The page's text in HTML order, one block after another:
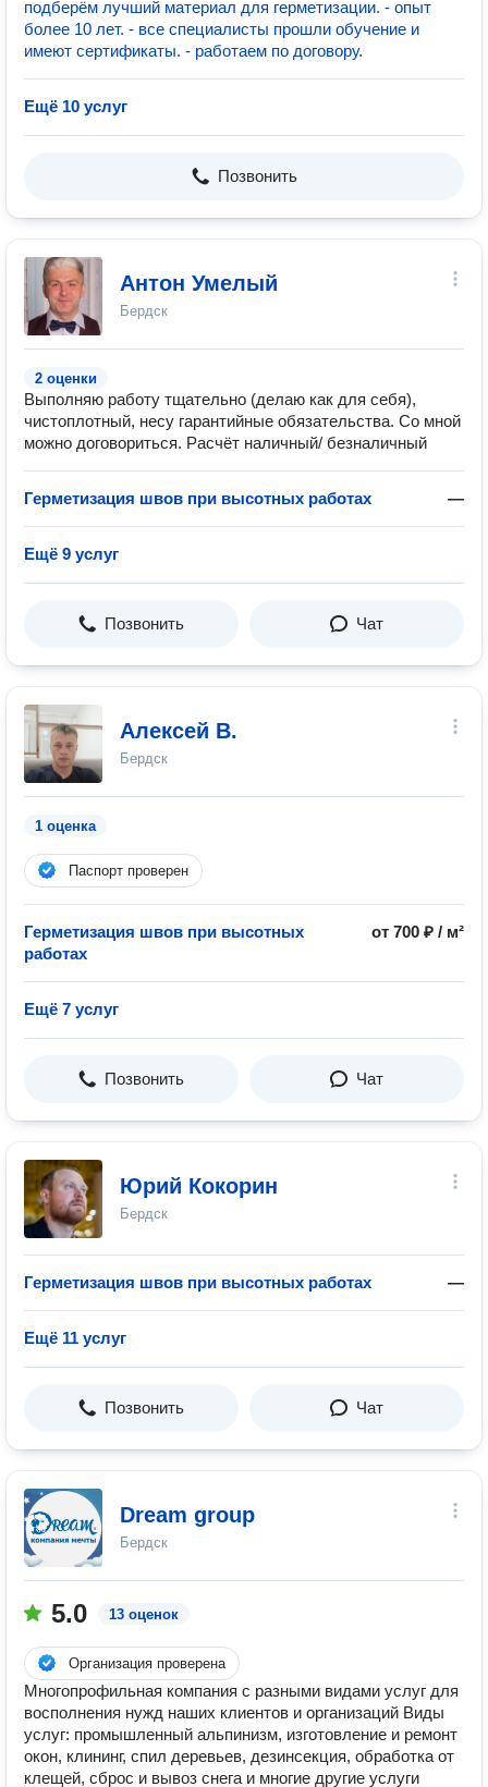
подберём лучший материал для герметизации. - опыт
более 10 лет. - все специалисты прошли обучение и
имеют сертификаты. - работаем по договору.
Ещё 10 услуг
Позвонить
Антон Умелый
Бердск
2 оценки
Выполняю работу тщательно (делаю как для себя),
чистоплотный, несу гарантийные обязательства. Со мной
можно договориться. Расчёт наличный/ безналичный
Герметизация швов при высотных работах —
Ещё 9 услуг
Позвонить Чат
Алексей В.
Бердск
1 оценка
Паспорт проверен
Герметизация швов при высотных
работах
от 700 ₽ / м²
Ещё 7 услуг
Позвонить Чат
Юрий Кокорин
Бердск
Герметизация швов при высотных работах —
Ещё 11 услуг
Позвонить Чат
Dream group
Бердск
5.0 13 оценок
Организация проверена
Многопрофильная компания с разными видами услуг для
восполнения нужд наших клиентов и организаций Виды
услуг: промышленный альпинизм, изготовление и ремонт
окон, клининг, спил деревьев, дезинсекция, обработка от
клещей, сброс и вывоз снега и многие другие услуги